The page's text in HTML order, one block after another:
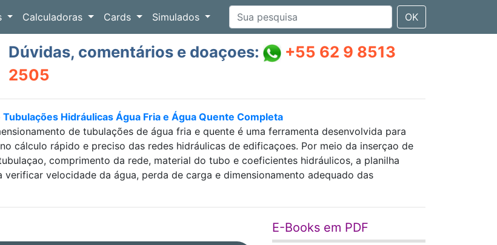
Calculadoras Cards Simulados OK
Dúvidas, comentários e doaçoes:
+55 62 9 8513
2505
Hidráulicas Água Fria e Água Quente Completa
de tubulações de água fria e quente é uma ferramenta desenvolvida para
cálculo rápido e preciso das redes hidráulicas de edificaçoes. Por meio da inserçao de
comprimento da rede, material do tubo e coeficientes hidráulicos, a planilha
velocidade da água, perda de carga e dimensionamento adequado das
E-Books em PDF